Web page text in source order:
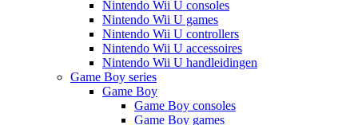
Nintendo Wii U consoles
Nintendo Wii U games
Nintendo Wii U controllers
Nintendo Wii U accessoires
Nintendo Wii U handleidingen
Game Boy series
Game Boy
Game Boy consoles
Game Boy games